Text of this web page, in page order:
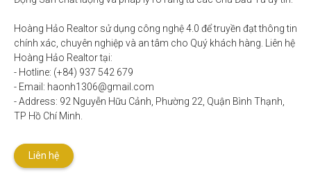
Hoàng Hảo Realtor sử dụng công nghệ 4.0 để truyền đạt thông tin
chính xác, chuyên nghiệp và an tâm cho Quý khách hàng. Liên hệ
Hoàng Hảo Realtor tại:
- Hotline: (+84) 937 542 679
- Email: haonh1306@gmail.com
- Address: 92 Nguyễn Hữu Cảnh, Phường 22, Quận Bình Thạnh,
TP Hồ Chí Minh.
Liên hệ